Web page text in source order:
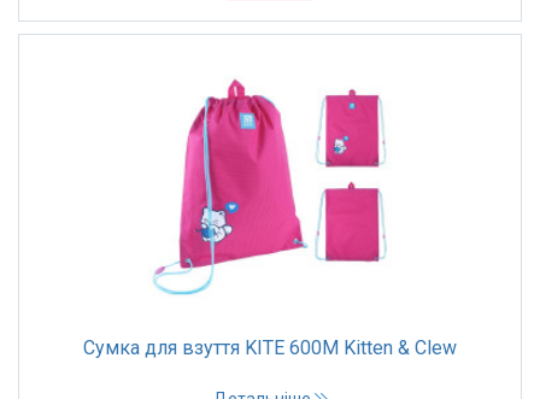
Сумка для взуття KITE 600M Kitten & Clew